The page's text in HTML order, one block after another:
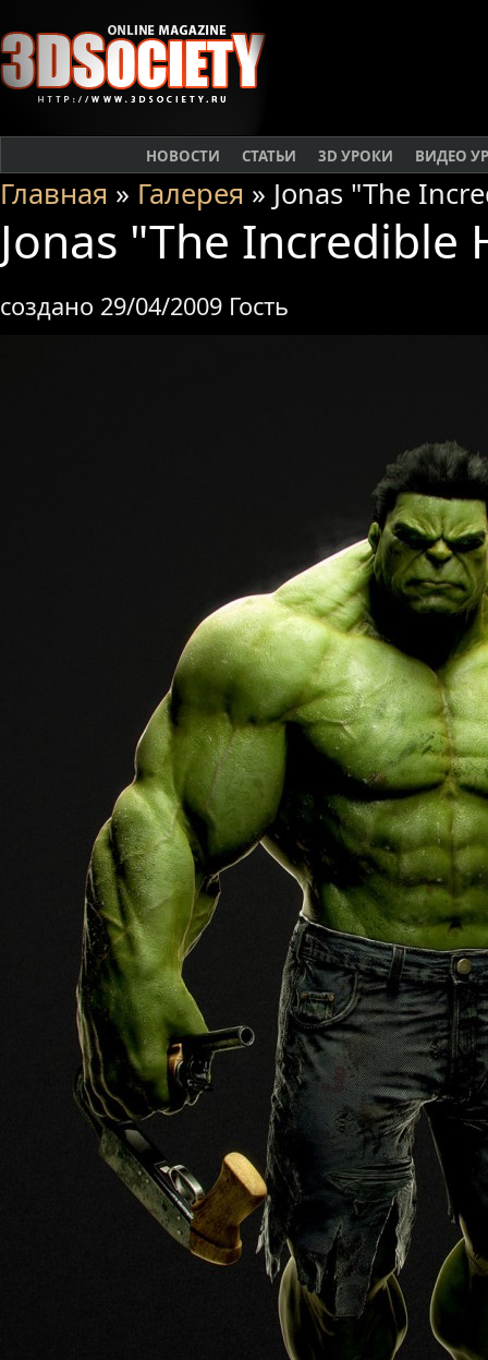
НОВОСТИ СТАТЬИ 3D УРОКИ ВИДЕО
Главная » Галерея » Jonas "The
Jonas "The Incredible
создано 29/04/2009 Гость